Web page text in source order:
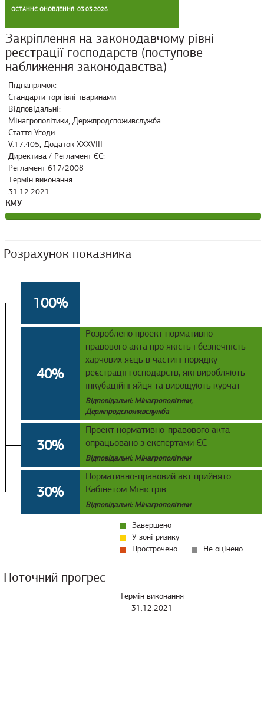
ОСТАННЄ ОНОВЛЕННЯ: 03.03.2026
Закріплення на законодавчому рівні
реєстрації господарств (поступове
наближення законодавства)
Піднапрямок:
Стандарти торгівлі тваринами
Відповідальні:
Мінагрополітики, Держпродспоживслужба
Стаття Угоди:
V.17.405, Додаток XXXVIII
Директива / Регламент ЄС:
Регламент 617/2008
Термін виконання:
31.12.2021
КМУ
Розрахунок показника
100%
40%
Розроблено проект нормативно-
правового акта про якість і безпечність
харчових яєць в частині порядку
реєстрації господарств, які виробляють
інкубаційні яйця та вирощують курчат
Відповідальні: Мінагрополітики,
Держпродспоживслужба
30%
Проект нормативно-правового акта
опрацьовано з експертами ЄС
Відповідальні: Мінагрополітики
30%
Нормативно-правовий акт прийнято
Кабінетом Міністрів
Відповідальні: Мінагрополітики
Завершено
У зоні ризику
Прострочено
Не оцінено
Поточний прогрес
Термін виконання
31.12.2021